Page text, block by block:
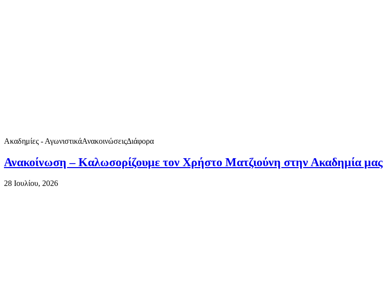
Ακαδημίες - ΑγωνιστικάΑνακοινώσειςΔιάφορα
Ανακοίνωση – Καλωσορίζουμε τον Χρήστο Ματζιούνη στην Ακαδημία μας
28 Ιουλίου, 2026